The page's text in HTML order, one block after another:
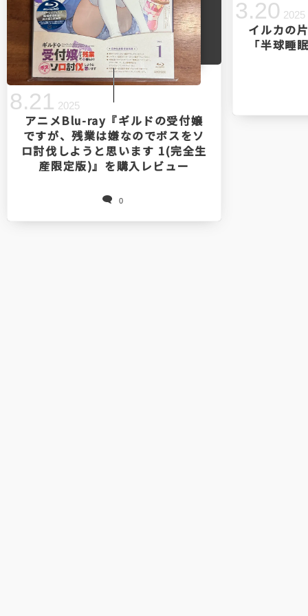
アニメBlu-ray『ギルドの受付嬢
ですが、残業は嫌なのでボスをソ
ロ討伐しようと思います 1(完全生
産限定版)』を購入レビュー
0
8.21 2025
イルカの
「半球睡
3.20 2025